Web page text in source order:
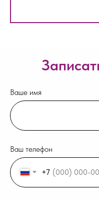
Ваше имя
Ваш телефон
+7